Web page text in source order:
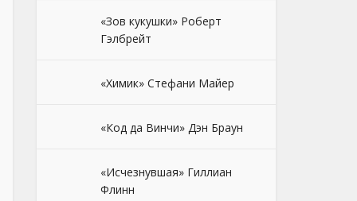
«Зов кукушки» Роберт
Гэлбрейт
«Химик» Стефани Майер
«Код да Винчи» Дэн Браун
«Исчезнувшая» Гиллиан
Флинн